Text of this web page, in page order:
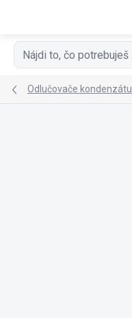
Odlučovače kondenzátu